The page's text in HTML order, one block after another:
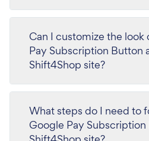
Can I customize the look
Pay Subscription Button
Shift4Shop site?
What steps do I need to
Google Pay